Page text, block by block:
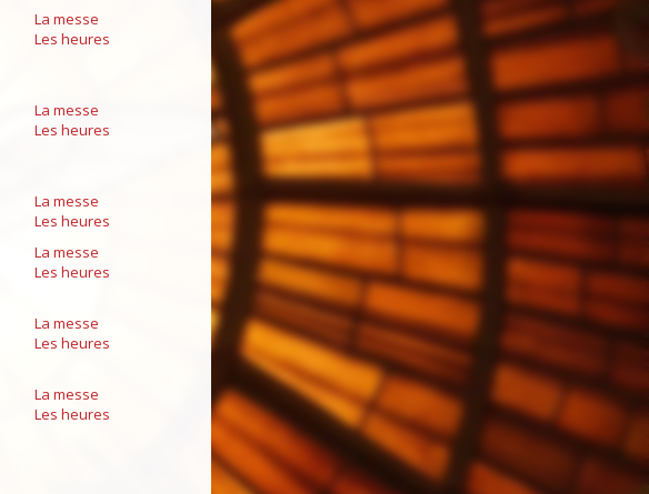
La messe
Les heures
La messe
Les heures
La messe
Les heures
La messe
Les heures
La messe
Les heures
La messe
Les heures